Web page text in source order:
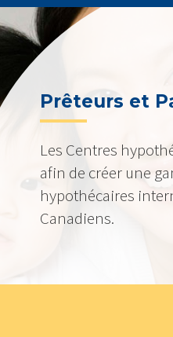
Prêteurs et
Les Centres
afin de créer une
hypothécaires
Canadiens.